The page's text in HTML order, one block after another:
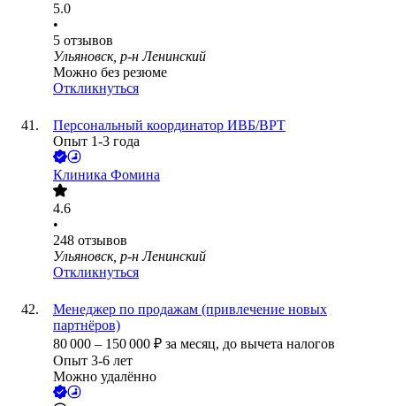
5.0
•
5 отзывов
Ульяновск, р-н Ленинский
Можно без резюме
Откликнуться
Персональный координатор ИВБ/ВРТ
Опыт 1-3 года
Клиника Фомина
4.6
•
248 отзывов
Ульяновск, р-н Ленинский
Откликнуться
Менеджер по продажам (привлечение новых
партнёров)
80 000 – 150 000 ₽ за месяц, до вычета налогов
Опыт 3-6 лет
Можно удалённо